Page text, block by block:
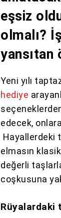
eşsiz
olmalı?
yansıtan
Yeni yılı
hediye
edecek,
Hayallerdeki
elmasın
değerli
coşkusuna
Rüyalardaki